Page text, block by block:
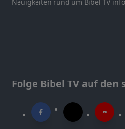
Neuigkeiten rund um Bibel TV
Folge Bibel TV auf den